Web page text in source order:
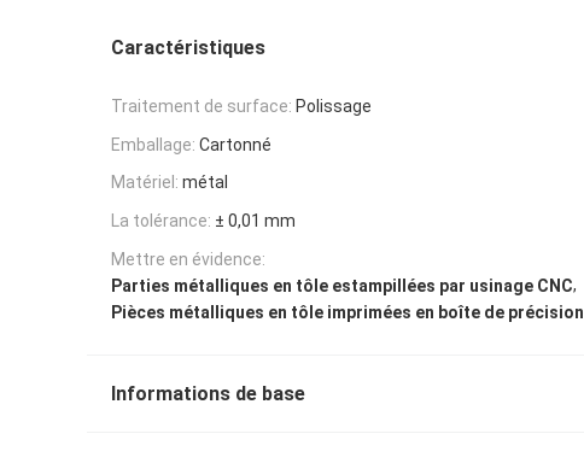
Caractéristiques
Traitement de surface: Polissage
Emballage: Cartonné
Matériel: métal
La tolérance: ± 0,01 mm
Mettre en évidence:
Parties métalliques en tôle estampillées par usinage CNC,
Pièces métalliques en tôle imprimées en boîte de précision
Informations de base